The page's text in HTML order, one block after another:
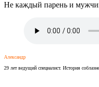
Не каждый парень и
Александр
29 лет ведущий специалист. История